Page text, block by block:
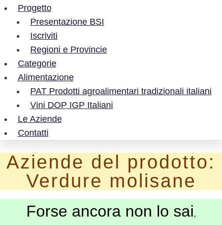
Progetto
Presentazione BSI
Iscriviti
Regioni e Provincie
Categorie
Alimentazione
PAT Prodotti agroalimentari tradizionali italiani
Vini DOP IGP Italiani
Le Aziende
Contatti
Aziende del prodotto:
Verdure molisane
Forse ancora non lo sai,